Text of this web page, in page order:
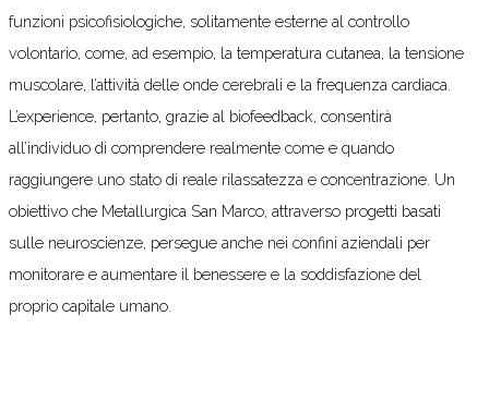
funzioni psicofisiologiche, solitamente esterne al controllo
volontario, come, ad esempio, la temperatura cutanea, la tensione
muscolare, l’attività delle onde cerebrali e la frequenza cardiaca.
L’experience, pertanto, grazie al biofeedback, consentirà
all’individuo di comprendere realmente come e quando
raggiungere uno stato di reale rilassatezza e concentrazione. Un
obiettivo che Metallurgica San Marco, attraverso progetti basati
sulle neuroscienze, persegue anche nei confini aziendali per
monitorare e aumentare il benessere e la soddisfazione del
proprio capitale umano.